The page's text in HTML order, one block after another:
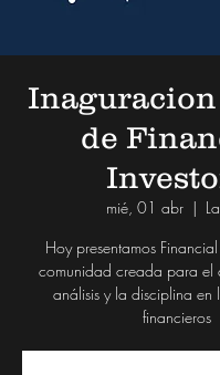
de
mié, 01 abr
  |
Hoy presentamos
comunidad creada para el
análisis y la disciplina en
financieros